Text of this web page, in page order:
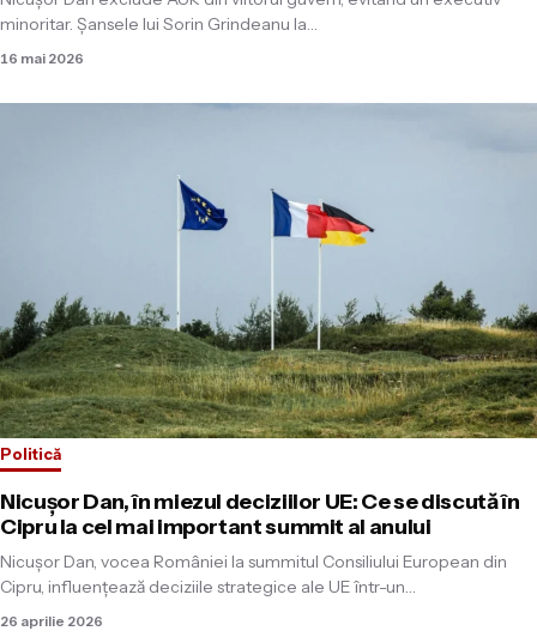
minoritar. Șansele lui Sorin Grindeanu la…
16 mai 2026
Politică
Nicușor Dan, în miezul deciziilor UE: Ce se discută în
Cipru la cel mai important summit al anului
Nicușor Dan, vocea României la summitul Consiliului European din
Cipru, influențează deciziile strategice ale UE într-un…
26 aprilie 2026